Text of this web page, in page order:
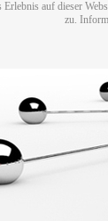
auf dieser
zu.